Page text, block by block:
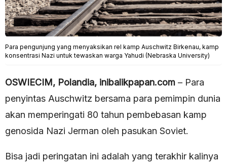
Para pengunjung yang menyaksikan rel kamp Auschwitz Birkenau, kamp
konsentrasi Nazi untuk tewaskan warga Yahudi (Nebraska University)
OSWIECIM, Polandia, inibalikpapan.com – Para
penyintas Auschwitz bersama para pemimpin dunia
akan memperingati 80 tahun pembebasan kamp
genosida Nazi Jerman oleh pasukan Soviet.
Bisa jadi peringatan ini adalah yang terakhir kalinya